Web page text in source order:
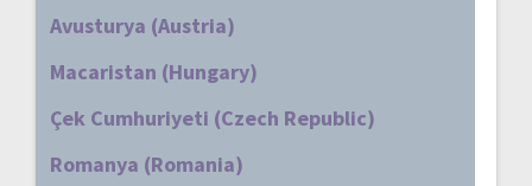
Avusturya (Austria)
Macaristan (Hungary)
Çek Cumhuriyeti (Czech Republic)
Romanya (Romania)